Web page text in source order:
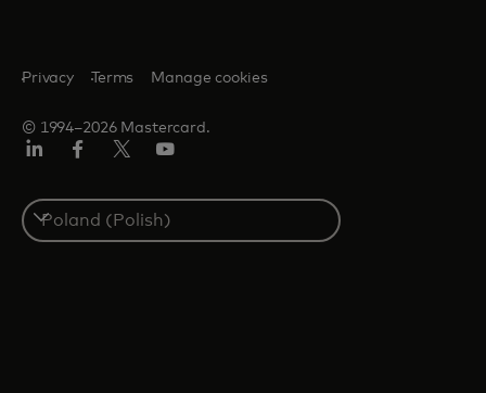
© 1994–2026 Mastercard.
Privacy Terms Manage cookies
Select
a
country